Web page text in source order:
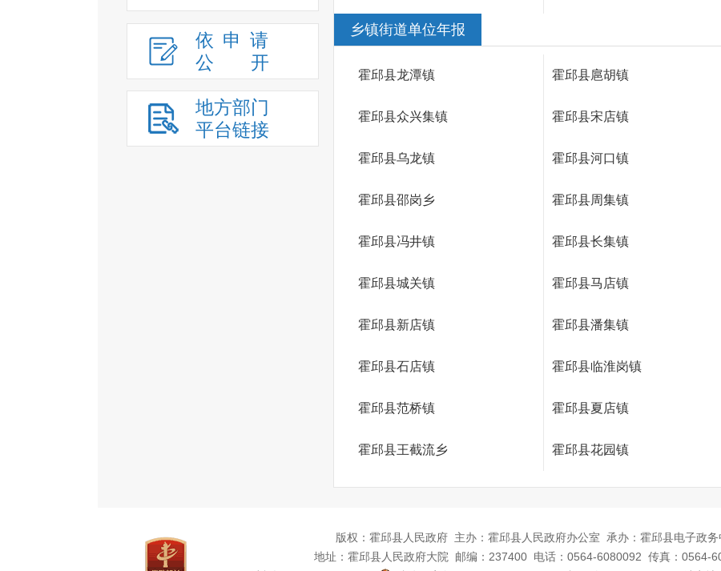
依申请
公
开
地方部门
平台链接
乡镇街道单位年报
霍邱县龙潭镇 霍邱县扈胡镇
霍邱县众兴集镇 霍邱县宋店镇
霍邱县乌龙镇 霍邱县河口镇
霍邱县邵岗乡 霍邱县周集镇
霍邱县冯井镇 霍邱县长集镇
霍邱县城关镇 霍邱县马店镇
霍邱县新店镇 霍邱县潘集镇
霍邱县石店镇 霍邱县临淮岗镇
霍邱县范桥镇 霍邱县夏店镇
霍邱县王截流乡 霍邱县花园镇
版权：霍邱县人民政府 主办：霍邱县人民政府办公室
承办：霍邱县电子政
地址：霍邱县人民政府大院
邮编：237400 电话：0564-6080092 传真：0564-